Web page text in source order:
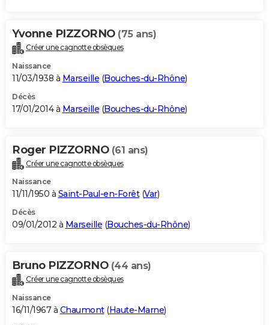
Yvonne PIZZORNO (75 ans)
Créer une cagnotte obsèques
Naissance
11/03/1938 à Marseille (Bouches-du-Rhône)
Décès
17/01/2014 à Marseille (Bouches-du-Rhône)
Roger PIZZORNO (61 ans)
Créer une cagnotte obsèques
Naissance
11/11/1950 à Saint-Paul-en-Forêt(Var)
Décès
09/01/2012 à Marseille (Bouches-du-Rhône)
Bruno PIZZORNO (44 ans)
Créer une cagnotte obsèques
Naissance
16/11/1967 à Chaumont(Haute-Marne)